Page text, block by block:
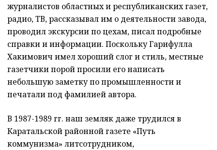
журналистов областных и республиканских газет,
радио, ТВ, рассказывал им о деятельности завода,
проводил экскурсии по цехам, писал подробные
справки и информации. Поскольку Гарифулла
Хакимович имел хороший слог и стиль, местные
газетчики порой просили его написать
небольшую заметку по промышленности и
печатали под фамилией автора.
В 1987-1989 гг. наш земляк даже трудился в
Каратальской районной газете «Путь
коммунизма» литсотрудником,